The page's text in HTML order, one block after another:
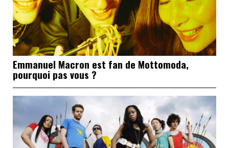
Emmanuel Macron est fan de Mottomoda,
pourquoi pas vous ?